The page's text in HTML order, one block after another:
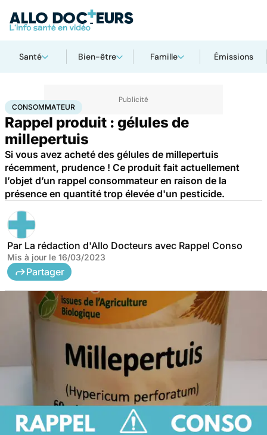
Santé Bien-être Famille Émissions
AccueilSantéConsommateur
CONSOMMATEUR
Rappel produit : gélules de
millepertuis
Si vous avez acheté des gélules de millepertuis
récemment, prudence ! Ce produit fait actuellement
l’objet d’un rappel consommateur en raison de la
présence en quantité trop élevée d'un pesticide.
Par La rédaction d'Allo Docteurs avec Rappel Conso
Mis à jour le 16/03/2023
Partager